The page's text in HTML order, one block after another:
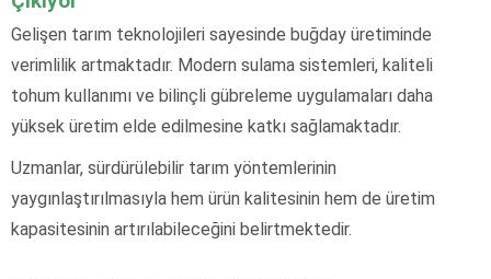
Gelişen tarım teknolojileri sayesinde buğday üretiminde
verimlilik artmaktadır. Modern sulama sistemleri, kaliteli
tohum kullanımı ve bilinçli gübreleme uygulamaları daha
yüksek üretim elde edilmesine katkı sağlamaktadır.
Uzmanlar, sürdürülebilir tarım yöntemlerinin
yaygınlaştırılmasıyla hem ürün kalitesinin hem de üretim
kapasitesinin artırılabileceğini belirtmektedir.